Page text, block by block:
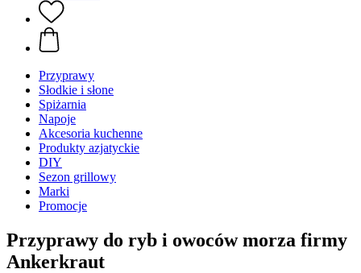
Przyprawy
Słodkie i słone
Spiżarnia
Napoje
Akcesoria kuchenne
Produkty azjatyckie
DIY
Sezon grillowy
Marki
Promocje
Przyprawy do ryb i owoców morza firmy
Ankerkraut